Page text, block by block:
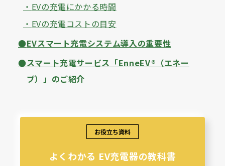
EVの充電にかかる時間
EVの充電コストの目安
EVスマート充電システム導入の重要性
スマート充電サービス「EnneEV®（エネー
ブ）」のご紹介
お役立ち資料
よくわかる EV充電器の教科書